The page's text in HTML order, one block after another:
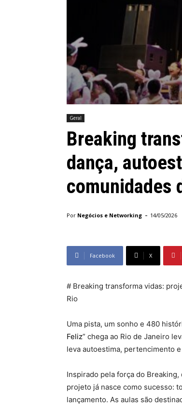
Geral
Breaking
dança,
comunidades
Por Negócios e Networking - 14/05/2026
Facebook X
# Breaking transforma vidas:
Rio
Uma pista, um sonho e 480
Feliz” chega ao Rio de Janeiro
leva autoestima, pertencimento
Inspirado pela força do
projeto já nasce como sucesso:
lançamento. As aulas são